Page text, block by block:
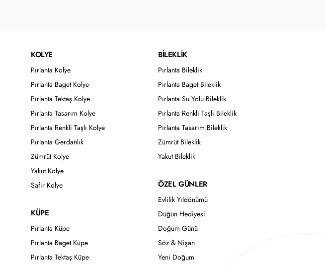
KOLYE
Pırlanta Kolye
Pırlanta Baget Kolye
Pırlanta Tektaş Kolye
Pırlanta Tasarım Kolye
Pırlanta Renkli Taşlı Kolye
Pırlanta Gerdanlık
Zümrüt Kolye
Yakut Kolye
Safir Kolye
KÜPE
Pırlanta Küpe
Pırlanta Baget Küpe
Pırlanta Tektaş Küpe
BİLEKLİK
Pırlanta Bileklik
Pırlanta Baget Bileklik
Pırlanta Su Yolu Bileklik
Pırlanta Renkli Taşlı Bileklik
Pırlanta Tasarım Bileklik
Zümrüt Bileklik
Yakut Bileklik
ÖZEL GÜNLER
Evlilik Yıldönümü
Düğün Hediyesi
Doğum Günü
Söz & Nişan
Yeni Doğum